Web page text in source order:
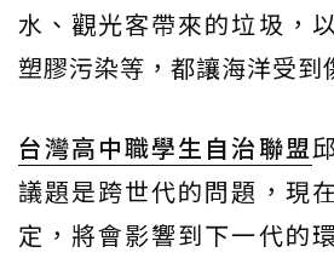
水、觀光客帶來的垃圾，
塑膠污染等，都讓海洋受到
台灣高中職學生自治聯盟
議題是跨世代的問題，現
定，將會影響到下一代的